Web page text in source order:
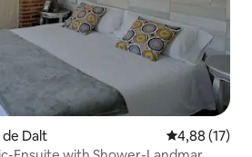
Dalt Gemiddelde
4,88 (17)